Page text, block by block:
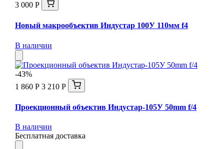
3 000 Р
Новый макрообъектив Индустар 100У 110мм f4
В наличии
-43%
1 860 Р 3 210 Р
Проекционный объектив Индустар-105У 50mm f/4
В наличии
Бесплатная доставка